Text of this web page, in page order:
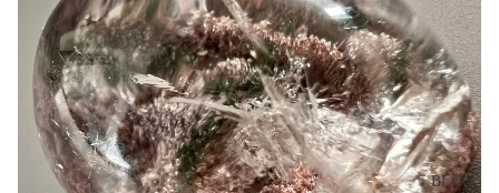
BLOG